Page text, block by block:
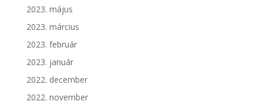
2023. május
2023. március
2023. február
2023. január
2022. december
2022. november